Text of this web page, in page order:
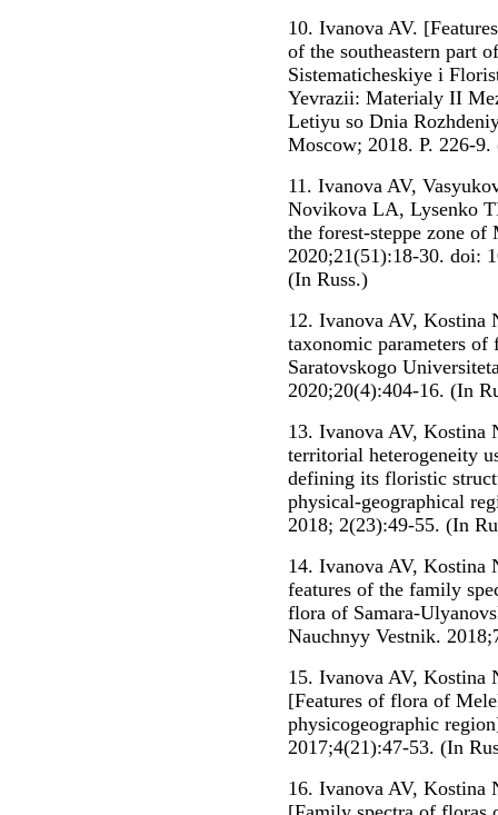
10. Ivanova AV.
of the southeastern part
Sistematicheskiye i
Yevrazii: Materialy II
Letiyu so Dnia
Moscow; 2018. P. 226-9.
11. Ivanova AV,
Novikova LA, Lysenko
the forest-steppe zone
2020;21(51):18-30. doi:
(In Russ.)
12. Ivanova AV, Kostina
taxonomic parameters of
Saratovskogo
2020;20(4):404-16. (In
13. Ivanova AV,
territorial heterogeneity
defining its floristic
physical-geographical
2018; 2(23):49-55. (In
14. Ivanova AV, Kostina
features of the family
flora of Samara-
Nauchnyy Vestnik.
15. Ivanova AV, Kostina
[Features of flora of
physicogeographic
2017;4(21):47-53. (In
16. Ivanova AV, Kostina